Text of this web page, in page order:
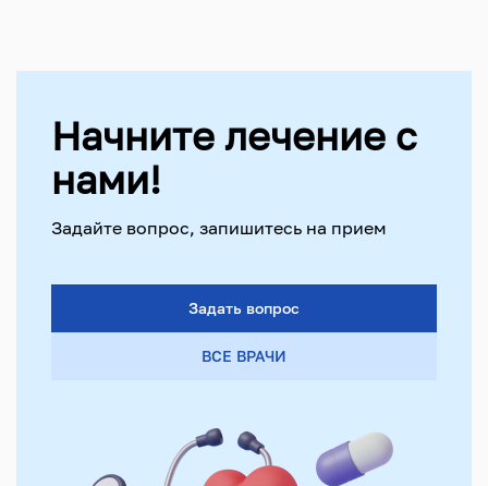
Начните лечение с
нами!
Задайте вопрос, запишитесь на прием
Задать вопрос
ВСЕ ВРАЧИ